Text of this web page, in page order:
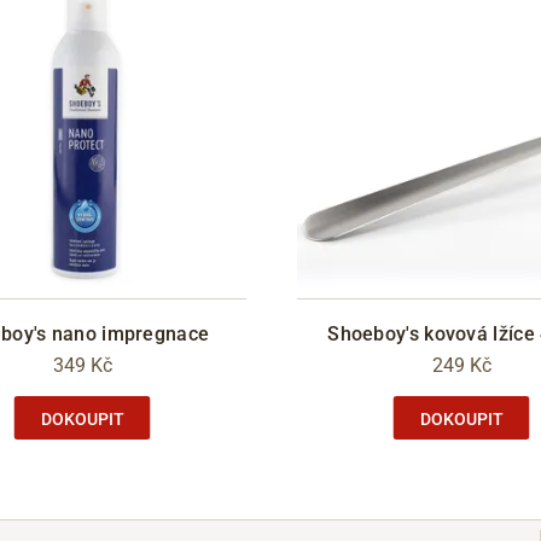
nano impregnace
349 Kč
DOKOUPIT
Shoeboy's kovová lžíce
249 Kč
DOKOUPIT